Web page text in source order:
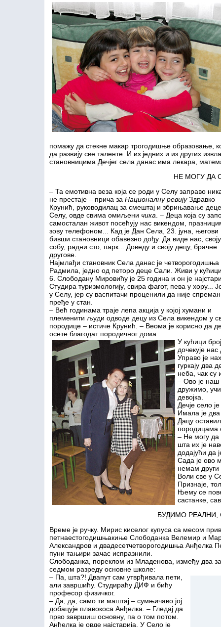
помажу да стекне макар трогодишње образовање,
да развију све таленте. И из једних и из других
становницима Дечјег села данас има лекара,
НЕ МОГУ ДА
– Та емотивна веза која се роди у Селу заправо
не престаје – прича за Националну ревијуЗдравко
Крунић, руководилац за смештај и збрињавање
Селу, овде свима омиљени чика . – Деца која су
самосталан живот посећују нас викендом,
зову телефоном... Кад је Дан Села, 23. јуна, његови
бивши становници обавезно дођу. Да виде нас, своју
собу, радни сто, парк... Доведу и своју децу, брачне
другове.
Најмлађи становник Села данас је четворогодишња
Радмила, једно од петоро деце Сали. Живи у
6. Слободану Мировићу је 25 година и он је
Студира туризмологију, свира фагот, пева у хору...
у Селу, јер су васпитачи проценили да није
пређе у стан.
– Већ годинама траје лепа акција у којој хумани и
племенити људи одводе децу из Села викендом у
породице – истиче Крунић. – Веома је корисно да
осете благодат породичног дома.
У кућици
дочекује
Управо је
гуркају два
неба, чак су
– Ово је
дружимо,
девојка.
Дечје село
Имала је
Дацу
породицама
– Не могу да
шта их је
додајући да
Сада је ово
немам
Воли све у
Признаје,
Њему се
састанке,
БУДИМО РЕАЛНИ,
Време је ручку. Мирис киселог купуса са месом
петнаестогодишњакиње Слободанка Велемир и
Александров и двадесетчетворогодишња Анђелка
пуни тањири зачас испразнили.
Слободанка, пореклом из Младенова, између два
седмом разреду основне школе:
– Па, шта?! Двапут сам утврђивала пети,
али завршићу. Студираћу ДИФ и бићу
професор физичког.
– Да, да, само ти маштај – сумњичаво јој
добацује плавокоса Анђелка. – Гледај да
прво завршиш основну, па о том потом.
Анђелка је овде најстарија. У Село је